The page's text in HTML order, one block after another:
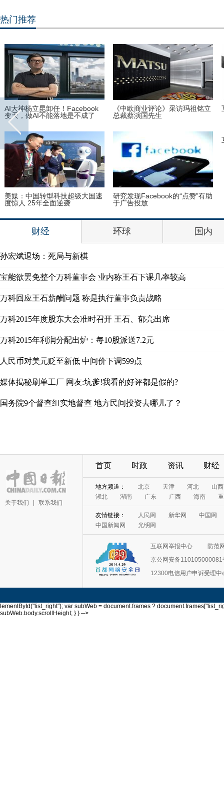
关于我们 联系我们
首页 时政 资讯 财经
互联网举报中心
防范
京公网安备110105000081
12300电信用户申诉受理中
lementById("list_right"); var subWeb = document.frames ?
subWeb.body.scrollHeight; } } -->